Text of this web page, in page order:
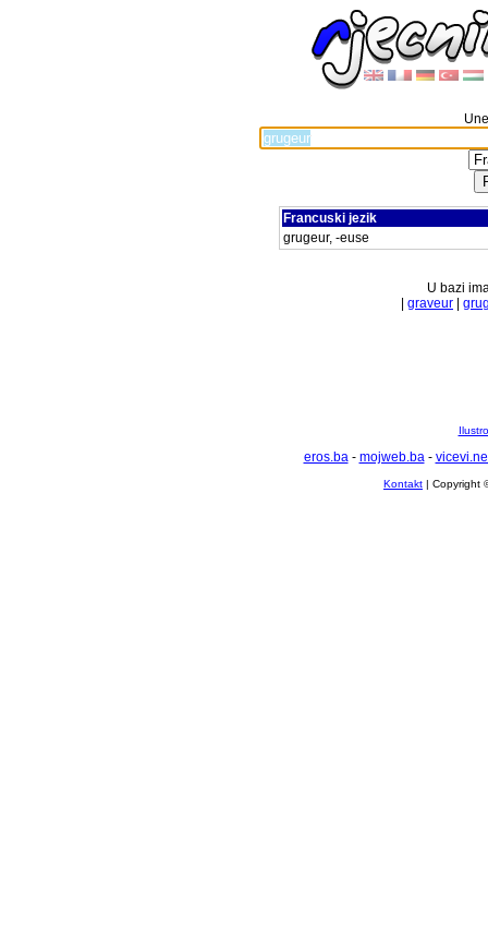
Francuski jezik
grugeur, -euse
U bazi
graveur
eros.ba- mojweb.ba-
Kontakt | Copyright